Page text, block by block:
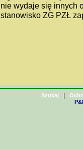
nie wydaje się innych
stanowisko ZG PZŁ
Szukaj